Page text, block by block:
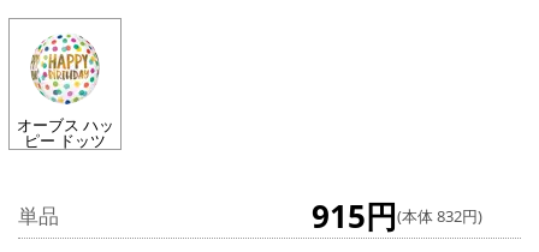
オーブス ハッ
ピー ドッツ
単品 915円(本体 832円)